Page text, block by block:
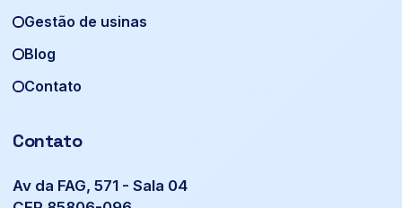
Gestão de usinas
Blog
Contato
Contato
Av da FAG, 571 - Sala 04